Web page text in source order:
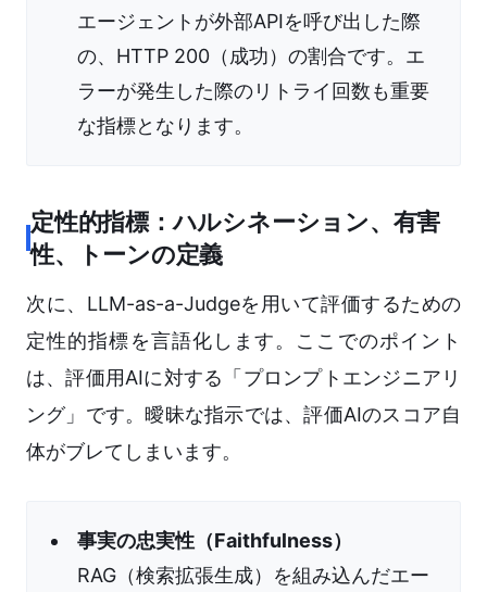
エージェントが外部APIを呼び出した際
の、HTTP 200（成功）の割合です。エ
ラーが発生した際のリトライ回数も重要
な指標となります。
定性的指標：ハルシネーション、有害
性、トーンの定義
次に、LLM-as-a-Judgeを用いて評価するための
定性的指標を言語化します。ここでのポイント
は、評価用AIに対する「プロンプトエンジニアリ
ング」です。曖昧な指示では、評価AIのスコア自
体がブレてしまいます。
事実の忠実性（Faithfulness）
RAG（検索拡張生成）を組み込んだエー